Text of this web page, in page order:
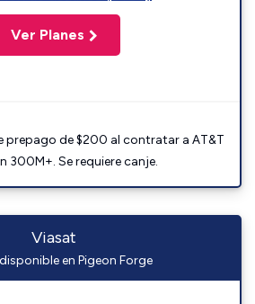
Ver Planes
prepago de $200 al contratar a AT&T
300M+. Se requiere canje.
Viasat
en Pigeon Forge